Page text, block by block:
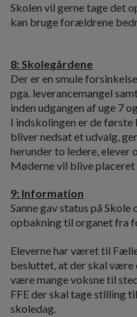
Skolen vil gerne tage det
kan bruge forældrene
8: Skolegårdene
Der er en smule
pga. leverancemangel
inden udgangen af uge 7
I indskolingen er de
bliver nedsat et udvalg,
herunder to ledere,
Møderne vil blive placeret
9: Information
Sanne gav status på
opbakning til organet fra
Eleverne har været til
besluttet, at der skal være
være mange voksne til
FFE der skal tage stilling
skoledag.